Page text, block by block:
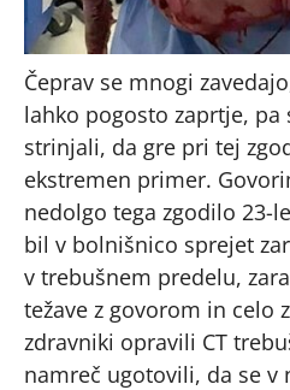
Čeprav se mnogi
lahko pogosto zaprtje, pa
strinjali, da gre pri tej
ekstremen primer.
nedolgo tega zgodilo 23-
bil v bolnišnico sprejet
v trebušnem predelu,
težave z govorom in celo
zdravniki opravili CT
namreč ugotovili, da se v